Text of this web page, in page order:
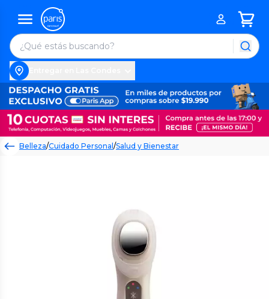
Belleza/Cuidado Personal/Salud y Bienestar